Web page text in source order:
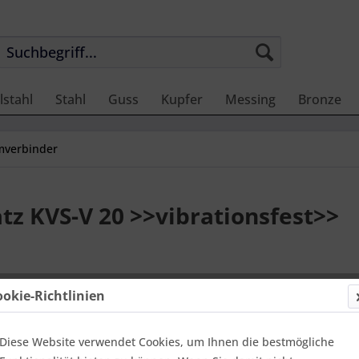
Stahl Guss Kupfer Messing Bronze
KVS-V 20 >>vibrationsfest>>
4,96
1
Online-
Richtlinien
Diese Website verwendet Cookies, um Ihnen die bestmögliche